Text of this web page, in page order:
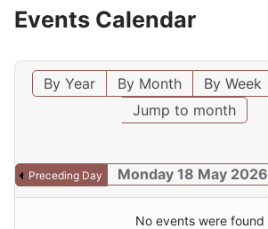
Events Calendar
By Year By Month By Week
Jump to month
Preceding Day Monday 18 May 2026
No events were found